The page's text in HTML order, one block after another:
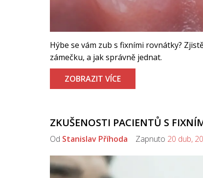
Hýbe se vám zub s fixními rovnátky?
zámečku, a jak správně jednat.
ZOBRAZIT VÍCE
ZKUŠENOSTI PACIENTŮ S
Od Stanislav Příhoda Zapnuto 20 dub,